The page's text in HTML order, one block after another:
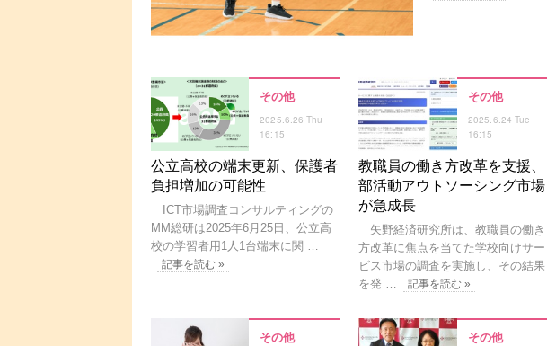
その他
2025.6.26 Thu
16:15
公立高校の端末更新、保護者
負担増加の可能性
ICT市場調査コンサルティングの
MM総研は2025年6月25日、公立高
校の学習者用1人1台端末に関 …
記事を読む »
その他
2025.6.24 Tue
16:15
教職員の働き方改革を支援、
部活動アウトソーシング市場
が急成長
矢野経済研究所は、教職員の働き
方改革に焦点を当てた学校向けサー
ビス市場の調査を実施し、その結果
を発 …
記事を読む »
その他 その他